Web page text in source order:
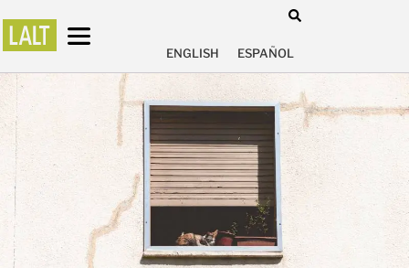
ENGLISH ESPAÑOL